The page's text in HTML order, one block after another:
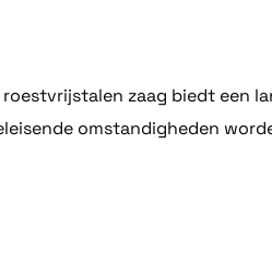
zaag biedt een
omstandigheden